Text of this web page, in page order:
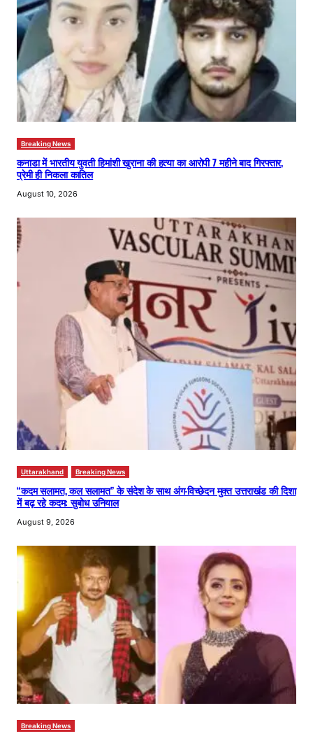
Breaking News
कनाडा में भारतीय युवती हिमांशी खुराना की हत्या का आरोपी 7 महीने बाद गिरफ्तार,
प्रेमी ही निकला कातिल
August 10, 2026
Uttarakhand Breaking News
“कदम सलामत, कल सलामत” के संदेश के साथ अंग-विच्छेदन मुक्त उत्तराखंड की दिशा
में बढ़ रहे कदम: सुबोध उनियाल
August 9, 2026
Breaking News